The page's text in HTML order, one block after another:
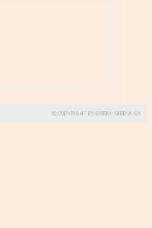
© COPYRIGHT BY GREMI MEDIA SA